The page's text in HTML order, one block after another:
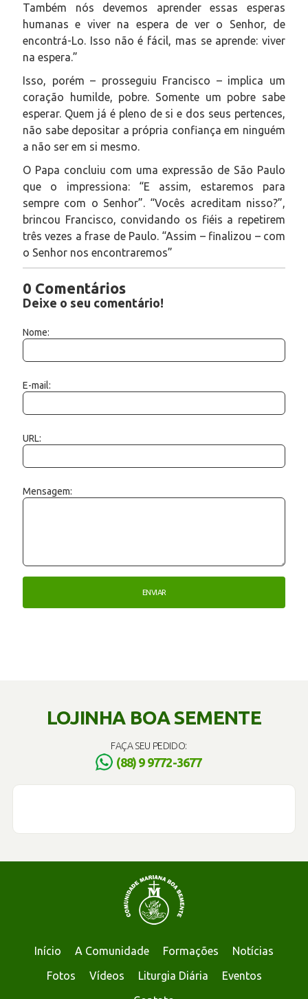
Também nós devemos aprender essas esperas
humanas e viver na espera de ver o Senhor, de
encontrá-Lo. Isso não é fácil, mas se aprende: viver
na espera.”
Isso, porém – prosseguiu Francisco – implica um
coração humilde, pobre. Somente um pobre sabe
esperar. Quem já é pleno de si e dos seus pertences,
não sabe depositar a própria confiança em ninguém
a não ser em si mesmo.
O Papa concluiu com uma expressão de São Paulo
que o impressiona: “E assim, estaremos para
sempre com o Senhor”. “Vocês acreditam nisso?”,
brincou Francisco, convidando os fiéis a repetirem
três vezes a frase de Paulo. “Assim – finalizou – com
o Senhor nos encontraremos”
0 Comentários
Deixe o seu comentário!
Nome:
E-mail:
URL:
Mensagem:
LOJINHA BOA SEMENTE
FAÇA SEU PEDIDO:
(88) 9 9772-3677
Início A Comunidade Formações
Notícias
Fotos
Vídeos Liturgia Diária
Eventos